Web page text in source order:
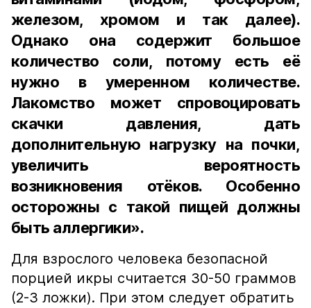
железом, хромом и так далее).
Однако она содержит большое
количество соли, потому есть её
нужно в умеренном количестве.
Лакомство может спровоцировать
скачки давления, дать
дополнительную нагрузку на почки,
увеличить вероятность
возникновения отёков. Особенно
осторожны с такой пищей должны
быть аллергики».
Для взрослого человека безопасной
порцией икры считается 30-50 граммов
(2-3 ложки). При этом следует обратить